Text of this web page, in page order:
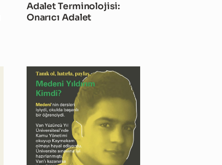
Adalet Terminolojisi:
Onarıcı Adalet